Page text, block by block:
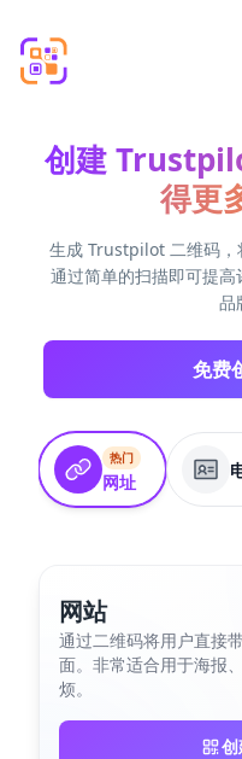
创建
得更
生成 Trustpilot 二维码，
通过简单的扫描即可提
品
免费
热门
网址
网站
通过二维码将用户直接
面。非常适合用于海报
烦。